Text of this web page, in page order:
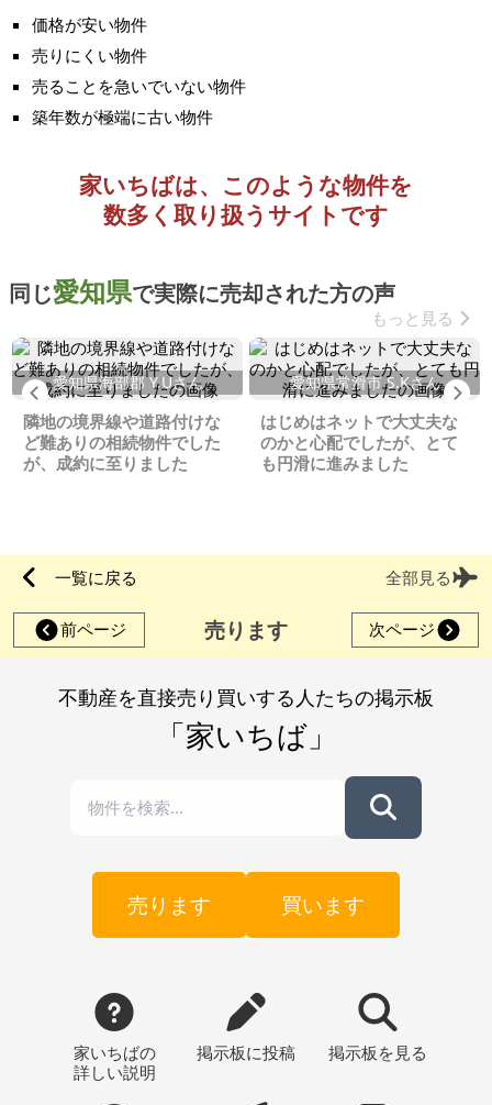
価格が安い物件
売りにくい物件
売ることを急いでいない物件
築年数が極端に古い物件
家いちばは、このような物件を
数多く取り扱うサイトです
同じ愛知県で実際に売却された方の声
もっと見る
Previous
愛知県海部郡 Y.Uさん
隣地の境界線や道路付けな
ど難ありの相続物件でした
が、成約に至りました
愛知県常滑市 S.Kさん
はじめはネットで大丈夫な
のかと心配でしたが、とて
も円滑に進みました
一覧に戻る 全部見る
前ページ 売ります 次ページ
不動産を直接売り買いする人たちの掲示板
「家いちば」
売ります 買います
家いちばの
詳しい説明
掲示板に投稿 掲示板 を見る